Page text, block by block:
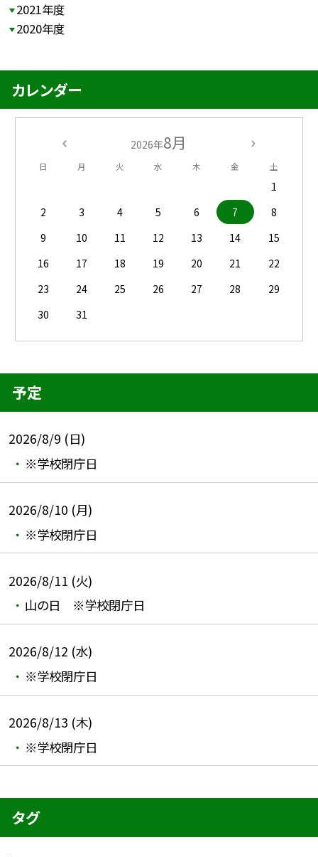
2021年度
2020年度
カレンダー
2026年8月
日 月 火 水 木 金 土
1
2
3 4 5 6 7
8
9
10 11 12 13 14
15
16
17 18 19 20 21
22
23
24 25 26 27 28
29
30
31
予定
2026/8/9 (日)
※学校閉庁日
2026/8/10 (月)
※学校閉庁日
2026/8/11 (火)
山の日 ※学校閉庁日
2026/8/12 (水)
※学校閉庁日
2026/8/13 (木)
※学校閉庁日
タグ